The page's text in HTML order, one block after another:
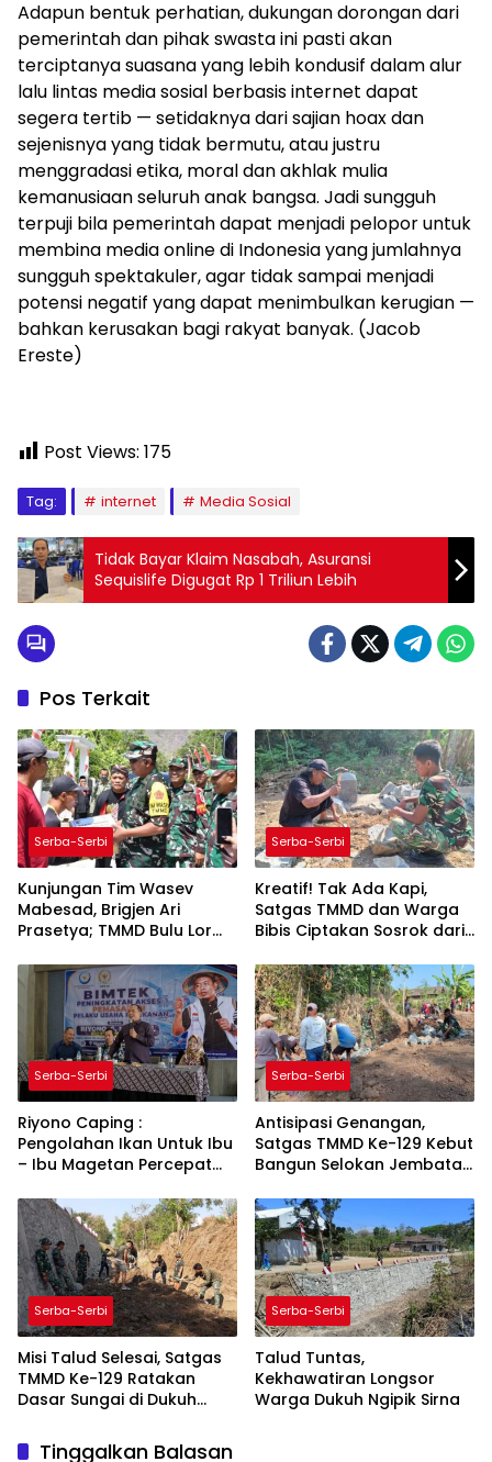
Adapun bentuk perhatian, dukungan dorongan dari
pemerintah dan pihak swasta ini pasti akan
terciptanya suasana yang lebih kondusif dalam alur
lalu lintas media sosial berbasis internet dapat
segera tertib — setidaknya dari sajian hoax dan
sejenisnya yang tidak bermutu, atau justru
menggradasi etika, moral dan akhlak mulia
kemanusiaan seluruh anak bangsa. Jadi sungguh
terpuji bila pemerintah dapat menjadi pelopor untuk
membina media online di Indonesia yang jumlahnya
sungguh spektakuler, agar tidak sampai menjadi
potensi negatif yang dapat menimbulkan kerugian —
bahkan kerusakan bagi rakyat banyak. (Jacob
Ereste)
Post Views: 175
Tag: internet Media Sosial
Tidak Bayar Klaim Nasabah, Asuransi
Sequislife Digugat Rp 1 Triliun Lebih
Pos Terkait
Serba-Serbi
Kunjungan Tim Wasev
Mabesad, Brigjen Ari
Prasetya; TMMD Bulu Lor
untuk Masyarakat
Serba-Serbi
Kreatif! Tak Ada Kapi,
Satgas TMMD dan Warga
Bibis Ciptakan Sosrok dari
Serba-Serbi
Riyono Caping :
Pengolahan Ikan Untuk Ibu
– Ibu Magetan Percepat
Serba-Serbi
Antisipasi Genangan,
Satgas TMMD Ke-129 Kebut
Bangun Selokan Jembatan
Serba-Serbi
Misi Talud Selesai, Satgas
TMMD Ke-129 Ratakan
Dasar Sungai di Dukuh
Serba-Serbi
Talud Tuntas,
Kekhawatiran Longsor
Warga Dukuh Ngipik Sirna
Tinggalkan Balasan